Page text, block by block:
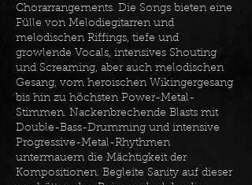
Chorarrangements. Die Songs bieten eine
Fülle von Melodiegitarren und
melodischen Riffings, tiefe und
growlende Vocals, intensives Shouting
und Screaming, aber auch melodischen
Gesang, vom heroischen Wikingergesang
bis hin zu höchsten Power-Metal-
Stimmen. Nackenbrechende Blasts mit
Double-Bass-Drumming und intensive
Progressive-Metal-Rhythmen
untermauern die Mächtigkeit der
Kompositionen. Begleite Sanity auf dieser